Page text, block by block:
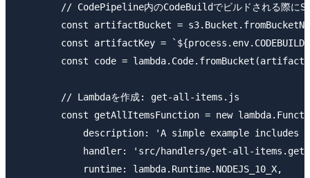
// CodePipeline内のCodeBuildでビルドされる際にS3
const artifactBucket =
const artifactKey =
const code =
        // Lambdaを作成: get-all-items.js
const getAllItemsFunction = new
description: 'A simple example includes
handler: 'src/handlers/get-all-
            runtime: lambda.Runtime.NODEJS_10_X,